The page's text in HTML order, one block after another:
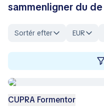
sammenligner du
Sortér efter EUR
CUPRA Formentor